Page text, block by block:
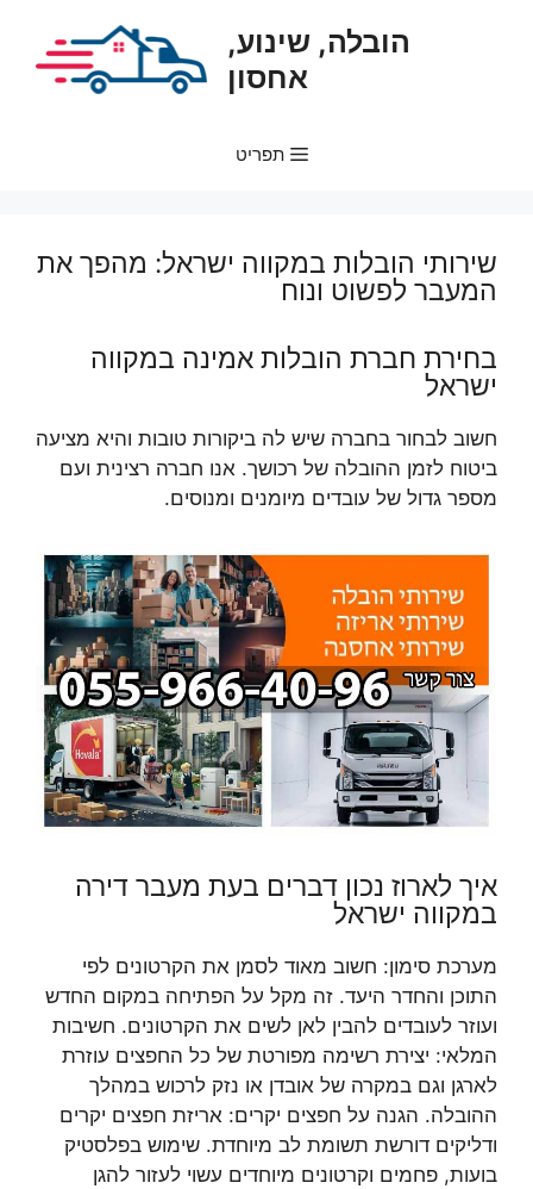
הובלה, שינוע,
אחסון
תפריט
שירותי הובלות במקווה ישראל: מהפך את
המעבר לפשוט ונוח
בחירת חברת הובלות אמינה במקווה
ישראל
חשוב לבחור בחברה שיש לה ביקורות טובות והיא מציעה
ביטוח לזמן ההובלה של רכושך. אנו חברה רצינית ועם
מספר גדול של עובדים מיומנים ומנוסים.
איך לארוז נכון דברים בעת מעבר דירה
במקווה ישראל
מערכת סימון: חשוב מאוד לסמן את הקרטונים לפי
התוכן והחדר היעד. זה מקל על הפתיחה במקום החדש
ועוזר לעובדים להבין לאן לשים את הקרטונים. חשיבות
המלאי: יצירת רשימה מפורטת של כל החפצים עוזרת
לארגן וגם במקרה של אובדן או נזק לרכוש במהלך
ההובלה. הגנה על חפצים יקרים: אריזת חפצים יקרים
ודליקים דורשת תשומת לב מיוחדת. שימוש בפלסטיק
בועות, פחמים וקרטונים מיוחדים עשוי לעזור להגן